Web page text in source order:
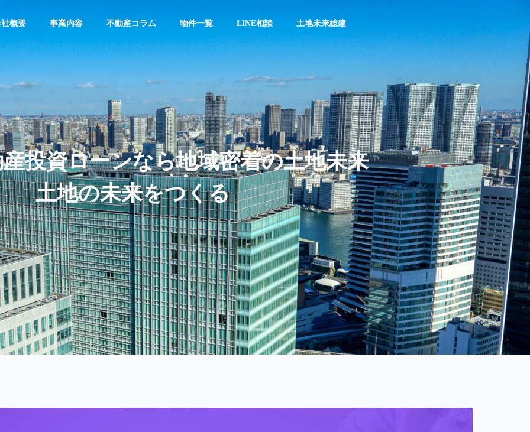
概要 事業内容 不動産コラム 物件一覧 LINE相談 土地未来総建
企業理念 会社概要
採用情報
区分投資 一棟投資 土地新築投資 土地未来総建
投資ローンなら地域密着の土地未来
土地の未来をつくる